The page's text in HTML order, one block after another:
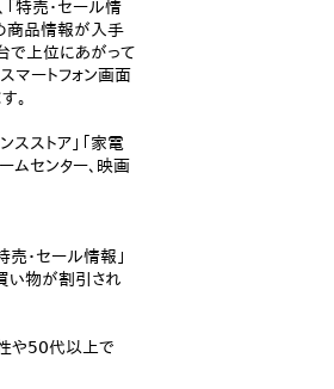
特売・セール情
商品情報が入手
で上位にあがって
マートフォン画面
。
スストア」「家電
ムセンター、映画
・セール情報」
い物が割引され
性や50代以上で